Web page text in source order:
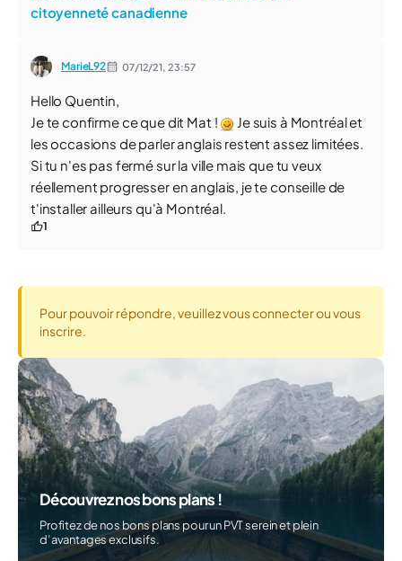
citoyenneté canadienne
MarieL92 07/12/21, 23:57
Hello Quentin,
Je te confirme ce que dit Mat !
Je suis à Montréal et
les occasions de parler anglais restent assez limitées.
Si tu n'es pas fermé sur la ville mais que tu veux
réellement progresser en anglais, je te conseille de
t'installer ailleurs qu'à Montréal.
1
Pour pouvoir répondre, veuillez vous connecter ou vous
inscrire.
Découvrez nos bons plans !
Profitez de nos bons plans pour un PVT serein et plein
d’avantages exclusifs.